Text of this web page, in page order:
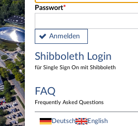
Passwort
Anmelden
Shibboleth Login
für Single Sign On mit Shibboleth
FAQ
Frequently Asked Questions
Deutsch English